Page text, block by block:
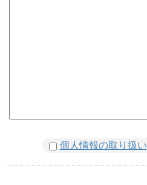
個人情報の取り扱い